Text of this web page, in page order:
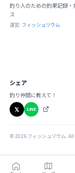
釣り人のための釣果記録・
ス
運営: フィッシュリウム
シェア
釣り仲間に教えて！
𝕏 LINE
© 2026 フィッシュリウム.